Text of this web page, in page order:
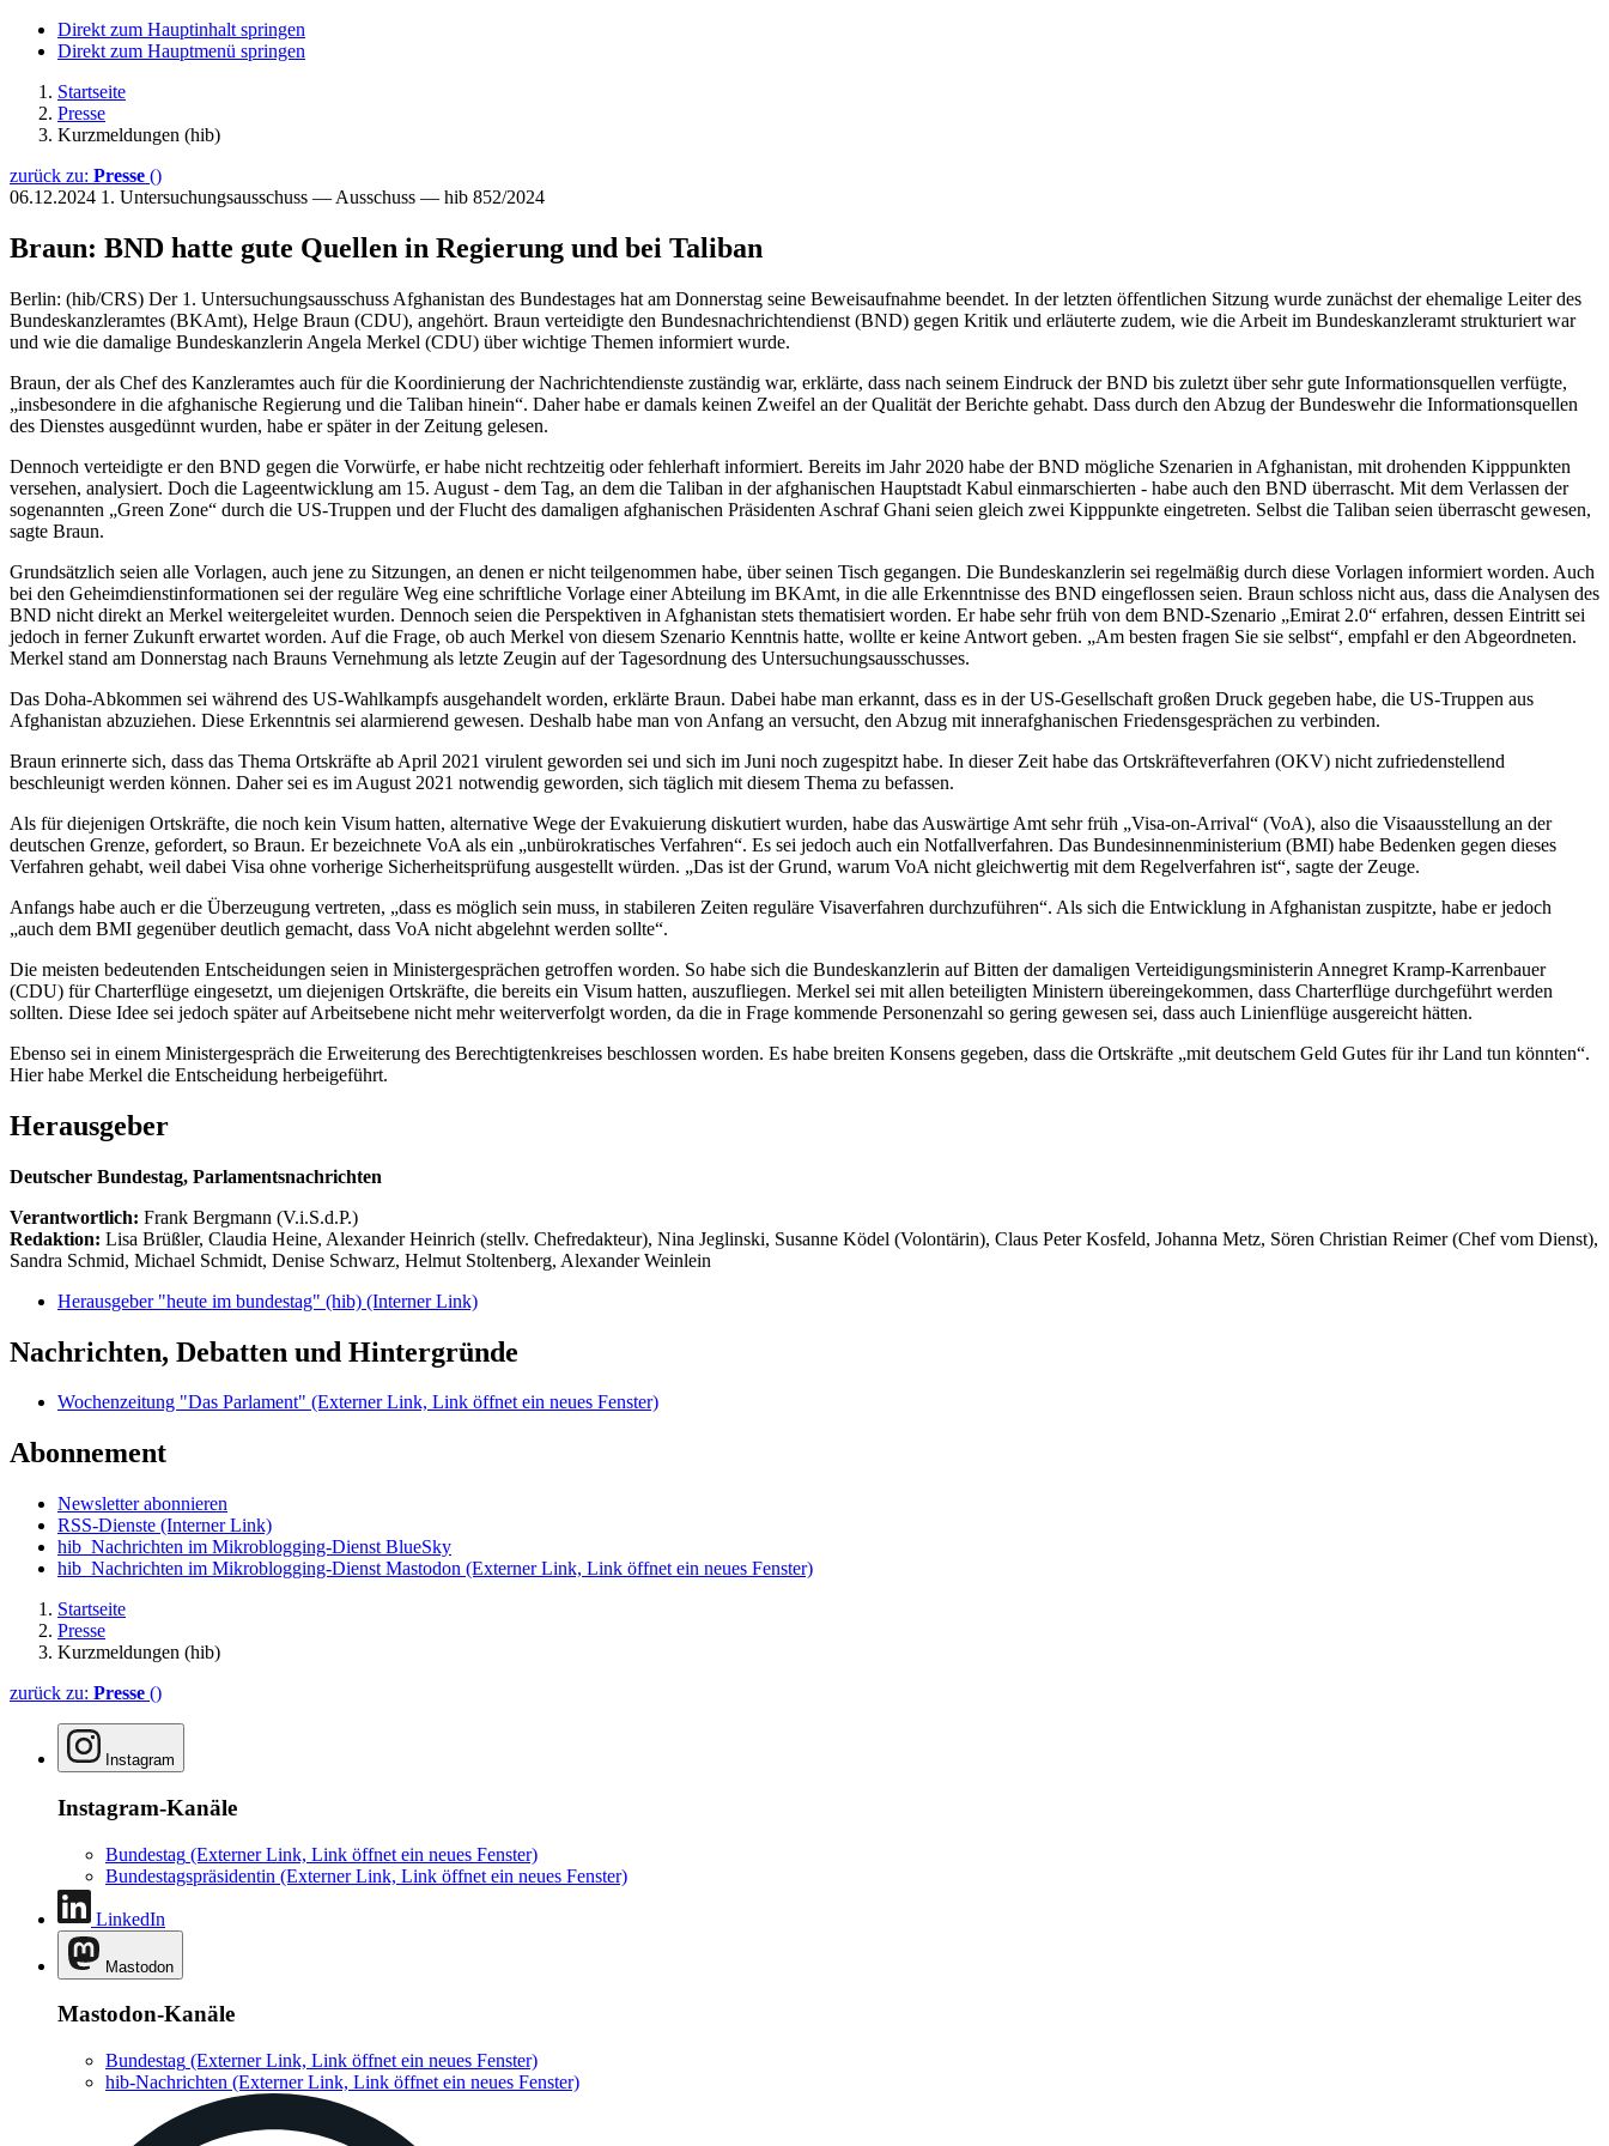
Direkt zum Hauptinhalt springen
Direkt zum Hauptmenü springen
Startseite
Presse
Kurzmeldungen (hib)
zurück zu: Presse ()
06.12.2024 1. Untersuchungsausschuss — Ausschuss — hib 852/2024
Braun: BND hatte gute Quellen in Regierung und bei Taliban
Berlin: (hib/CRS) Der 1. Untersuchungsausschuss Afghanistan des Bundestages hat am Donnerstag seine Beweisaufnahme beendet. In der letzten öffentlichen Sitzung wurde zunächst der ehemalige Leiter des
Bundeskanzleramtes (BKAmt), Helge Braun (CDU), angehört. Braun verteidigte den Bundesnachrichtendienst (BND) gegen Kritik und erläuterte zudem, wie die Arbeit im Bundeskanzleramt strukturiert war
und wie die damalige Bundeskanzlerin Angela Merkel (CDU) über wichtige Themen informiert wurde.
Braun, der als Chef des Kanzleramtes auch für die Koordinierung der Nachrichtendienste zuständig war, erklärte, dass nach seinem Eindruck der BND bis zuletzt über sehr gute Informationsquellen verfügte,
„insbesondere in die afghanische Regierung und die Taliban hinein“. Daher habe er damals keinen Zweifel an der Qualität der Berichte gehabt. Dass durch den Abzug der Bundeswehr die Informationsquellen
des Dienstes ausgedünnt wurden, habe er später in der Zeitung gelesen.
Dennoch verteidigte er den BND gegen die Vorwürfe, er habe nicht rechtzeitig oder fehlerhaft informiert. Bereits im Jahr 2020 habe der BND mögliche Szenarien in Afghanistan, mit drohenden Kipppunkten
versehen, analysiert. Doch die Lageentwicklung am 15. August - dem Tag, an dem die Taliban in der afghanischen Hauptstadt Kabul einmarschierten - habe auch den BND überrascht. Mit dem Verlassen der
sogenannten „Green Zone“ durch die US-Truppen und der Flucht des damaligen afghanischen Präsidenten Aschraf Ghani seien gleich zwei Kipppunkte eingetreten. Selbst die Taliban seien überrascht gewesen,
sagte Braun.
Grundsätzlich seien alle Vorlagen, auch jene zu Sitzungen, an denen er nicht teilgenommen habe, über seinen Tisch gegangen. Die Bundeskanzlerin sei regelmäßig durch diese Vorlagen informiert worden. Auch
bei den Geheimdienstinformationen sei der reguläre Weg eine schriftliche Vorlage einer Abteilung im BKAmt, in die alle Erkenntnisse des BND eingeflossen seien. Braun schloss nicht aus, dass die Analysen des
BND nicht direkt an Merkel weitergeleitet wurden. Dennoch seien die Perspektiven in Afghanistan stets thematisiert worden. Er habe sehr früh von dem BND-Szenario „Emirat 2.0“ erfahren, dessen Eintritt sei
jedoch in ferner Zukunft erwartet worden. Auf die Frage, ob auch Merkel von diesem Szenario Kenntnis hatte, wollte er keine Antwort geben. „Am besten fragen Sie sie selbst“, empfahl er den Abgeordneten.
Merkel stand am Donnerstag nach Brauns Vernehmung als letzte Zeugin auf der Tagesordnung des Untersuchungsausschusses.
Das Doha-Abkommen sei während des US-Wahlkampfs ausgehandelt worden, erklärte Braun. Dabei habe man erkannt, dass es in der US-Gesellschaft großen Druck gegeben habe, die US-Truppen aus
Afghanistan abzuziehen. Diese Erkenntnis sei alarmierend gewesen. Deshalb habe man von Anfang an versucht, den Abzug mit innerafghanischen Friedensgesprächen zu verbinden.
Braun erinnerte sich, dass das Thema Ortskräfte ab April 2021 virulent geworden sei und sich im Juni noch zugespitzt habe. In dieser Zeit habe das Ortskräfteverfahren (OKV) nicht zufriedenstellend
beschleunigt werden können. Daher sei es im August 2021 notwendig geworden, sich täglich mit diesem Thema zu befassen.
Als für diejenigen Ortskräfte, die noch kein Visum hatten, alternative Wege der Evakuierung diskutiert wurden, habe das Auswärtige Amt sehr früh „Visa-on-Arrival“ (VoA), also die Visaausstellung an der
deutschen Grenze, gefordert, so Braun. Er bezeichnete VoA als ein „unbürokratisches Verfahren“. Es sei jedoch auch ein Notfallverfahren. Das Bundesinnenministerium (BMI) habe Bedenken gegen dieses
Verfahren gehabt, weil dabei Visa ohne vorherige Sicherheitsprüfung ausgestellt würden. „Das ist der Grund, warum VoA nicht gleichwertig mit dem Regelverfahren ist“, sagte der Zeuge.
Anfangs habe auch er die Überzeugung vertreten, „dass es möglich sein muss, in stabileren Zeiten reguläre Visaverfahren durchzuführen“. Als sich die Entwicklung in Afghanistan zuspitzte, habe er jedoch
„auch dem BMI gegenüber deutlich gemacht, dass VoA nicht abgelehnt werden sollte“.
Die meisten bedeutenden Entscheidungen seien in Ministergesprächen getroffen worden. So habe sich die Bundeskanzlerin auf Bitten der damaligen Verteidigungsministerin Annegret Kramp-Karrenbauer
(CDU) für Charterflüge eingesetzt, um diejenigen Ortskräfte, die bereits ein Visum hatten, auszufliegen. Merkel sei mit allen beteiligten Ministern übereingekommen, dass Charterflüge durchgeführt werden
sollten. Diese Idee sei jedoch später auf Arbeitsebene nicht mehr weiterverfolgt worden, da die in Frage kommende Personenzahl so gering gewesen sei, dass auch Linienflüge ausgereicht hätten.
Ebenso sei in einem Ministergespräch die Erweiterung des Berechtigtenkreises beschlossen worden. Es habe breiten Konsens gegeben, dass die Ortskräfte „mit deutschem Geld Gutes für ihr Land tun könnten“.
Hier habe Merkel die Entscheidung herbeigeführt.
Herausgeber
Deutscher Bundestag, Parlamentsnachrichten
Verantwortlich: Frank Bergmann (V.i.S.d.P.)
Redaktion: Lisa Brüßler, Claudia Heine, Alexander Heinrich (stellv. Chefredakteur), Nina Jeglinski, Susanne Ködel (Volontärin), Claus Peter Kosfeld, Johanna Metz, Sören Christian Reimer (Chef vom Dienst),
Sandra Schmid, Michael Schmidt, Denise Schwarz, Helmut Stoltenberg, Alexander Weinlein
Herausgeber "heute im bundestag" (hib) (Interner Link)
Nachrichten, Debatten und Hintergründe
Wochenzeitung "Das Parlament" (Externer Link, Link öffnet ein neues Fenster)
Abonnement
Newsletter abonnieren
RSS-Dienste (Interner Link)
hib_Nachrichten im Mikroblogging-Dienst BlueSky
hib_Nachrichten im Mikroblogging-Dienst Mastodon (Externer Link, Link öffnet ein neues Fenster)
Startseite
Presse
Kurzmeldungen (hib)
zurück zu: Presse ()
Instagram
Instagram-Kanäle
Bundestag (Externer Link, Link öffnet ein neues Fenster)
Bundestagspräsidentin (Externer Link, Link öffnet ein neues Fenster)
LinkedIn
Mastodon
Mastodon-Kanäle
Bundestag (Externer Link, Link öffnet ein neues Fenster)
hib-Nachrichten (Externer Link, Link öffnet ein neues Fenster)